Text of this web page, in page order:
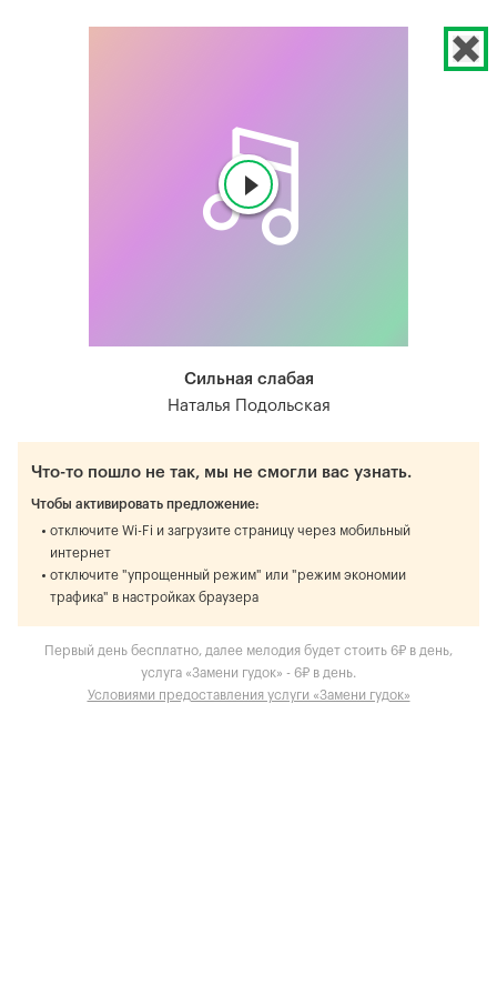
Сильная слабая
Наталья Подольская
Что-то пошло не так, мы не смогли вас узнать.
Чтобы активировать предложение:
отключите Wi-Fi и загрузите страницу через мобильный
интернет
отключите "упрощенный режим" или "режим экономии
трафика" в настройках браузера
Первый день бесплатно, далее мелодия будет стоить 6₽ в день,
услуга «Замени гудок» - 6₽ в день.
Условиями предоставления услуги «Замени гудок»